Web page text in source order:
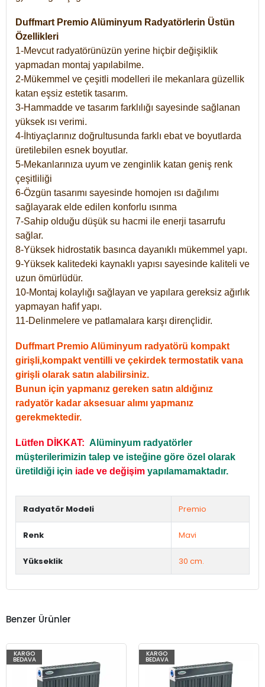
Duffmart Premio Alüminyum Radyatörlerin Üstün
Özellikleri
1-Mevcut radyatörünüzün yerine hiçbir değişiklik
yapmadan montaj yapılabilme.
2-Mükemmel ve çeşitli modelleri ile mekanlara güzellik
katan eşsiz estetik tasarım.
3-Hammadde ve tasarım farklılığı sayesinde sağlanan
yüksek ısı verimi.
4-İhtiyaçlarınız doğrultusunda farklı ebat ve boyutlarda
üretilebilen esnek boyutlar.
5-Mekanlarınıza uyum ve zenginlik katan geniş renk
çeşitliliği
6-Özgün tasarımı sayesinde homojen ısı dağılımı
sağlayarak elde edilen konforlu ısınma
7-Sahip olduğu düşük su hacmi ile enerji tasarrufu
sağlar.
8-Yüksek hidrostatik basınca dayanıklı mükemmel yapı.
9-Yüksek kalitedeki kaynaklı yapısı sayesinde kaliteli ve
uzun ömürlüdür.
10-Montaj kolaylığı sağlayan ve yapılara gereksiz ağırlık
yapmayan hafif yapı.
11-Delinmelere ve patlamalara karşı dirençlidir.
Duffmart Premio Alüminyum radyatörü kompakt
girişli,kompakt ventilli ve çekirdek termostatik vana
girişli olarak satın alabilirsiniz.
Bunun için yapmanız gereken satın aldığınız
radyatör kadar aksesuar alımı yapmanız
gerekmektedir.
Lütfen DİKKAT: Alüminyum radyatörler
müşterilerimizin talep ve isteğine göre özel olarak
üretildiği için iade ve değişim yapılamamaktadır.
Radyatör Modeli Premio
Renk Mavi
Yükseklik 30 cm.
Benzer Ürünler
KARGO
BEDAVA
KARGO
BEDAVA